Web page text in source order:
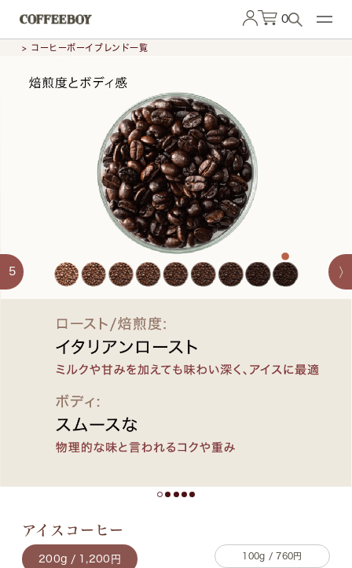
0
> コーヒーボーイブレンド一覧
5
アイスコーヒー
100g / 760円
200g / 1,200円